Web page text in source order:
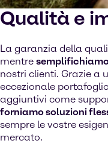
Qualità e
La garanzia della
mentre
nostri clienti. Grazie a
eccezionale
aggiuntivi come
forniamo soluzioni
sempre le vostre
mercato.